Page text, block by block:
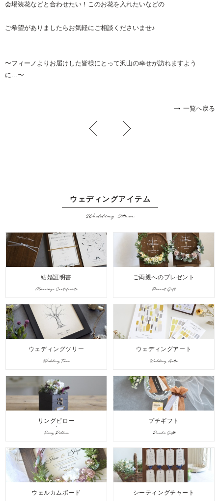
会場装花などと合わせたい！このお花を入れたいなどの
ご希望がありましたらお気軽にご相談くださいませ♪
〜フィーノよりお届けした皆様にとって沢山の幸せが訪れますよう
に…〜
一覧へ戻る
ウェディングアイテム
Wedding Item
結婚証明書
Marriage Certificate
ご両親へのプレゼント
Parent Gift
ウェディングツリー
Wedding Tree
ウェディングアート
Wedding Arts
リングピロー
Ring Pillow
プチギフト
Puchi Gift
ウェルカムボード シーティングチャート